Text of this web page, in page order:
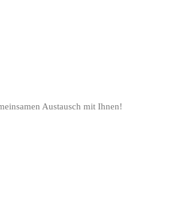
Austausch mit Ihnen!